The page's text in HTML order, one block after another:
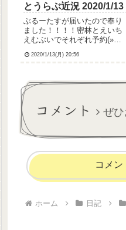
とうらぶ近況 2020/1/13
ぶるーたすが届いたので奉り
ました！！！！密林とえいち
えむぶいでそれぞれ予約(»参
けど、2冊頼んでて良かったで
いろいろすごくて読みごたえ
あるんですけど、特に描き...
2020/1/13(月) 20:56
コメント ぜ
コメン
ホーム 日記